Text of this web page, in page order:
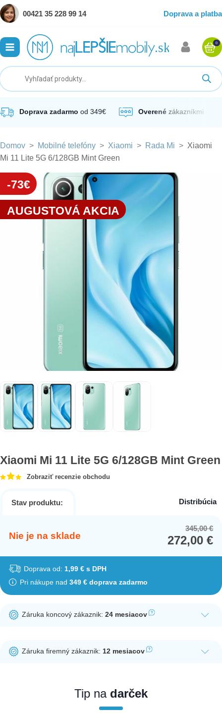
00421 35 228 99 14 Doprava a platba
0
Doprava zadarmo od 349€ Overené zákazníkmi
Domov > Mobilné telefóny > Xiaomi > Rada Mi > Xiaomi
Mi 11 Lite 5G 6/128GB Mint Green
-73€
AUGUSTOVÁ AKCIA
Xiaomi Mi 11 Lite 5G 6/128GB Mint Green
Zobraziť recenzie obchodu
Stav produktu: Distribúcia
Nie je na sklade
345,00€
272,00€
Doprava od: 1,99 € s DPH
Pri nákupe nad 349 € doprava zadarmo
Záruka koncový zákaznik:24 mesiacov
potrebná registrácia zákazníckeho účtu.
Záruka firemný zákaznik:12 mesiacov
nakupovať ako firemný zákazník, musíte sa pred nákupom
registrovať. Registrácia podlieha overeniu.
Tip nadarček